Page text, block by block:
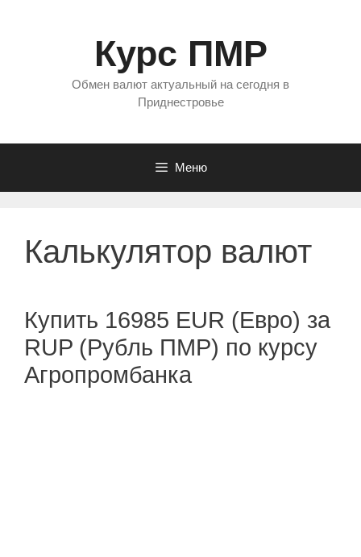
Курс ПМР
Обмен валют актуальный на сегодня в
Приднестровье
Меню
Калькулятор валют
Купить 16985 EUR (Евро) за
RUP (Рубль ПМР) по курсу
Агропромбанка